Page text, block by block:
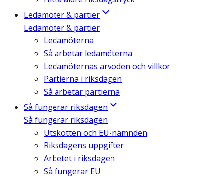
Ledamöter & partier
Ledamöter & partier
Ledamöterna
Så arbetar ledamöterna
Ledamöternas arvoden och villkor
Partierna i riksdagen
Så arbetar partierna
Så fungerar riksdagen
Så fungerar riksdagen
Utskotten och EU-nämnden
Riksdagens uppgifter
Arbetet i riksdagen
Så fungerar EU